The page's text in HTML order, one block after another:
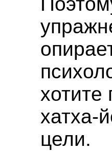
хотите
хатха-
цели.